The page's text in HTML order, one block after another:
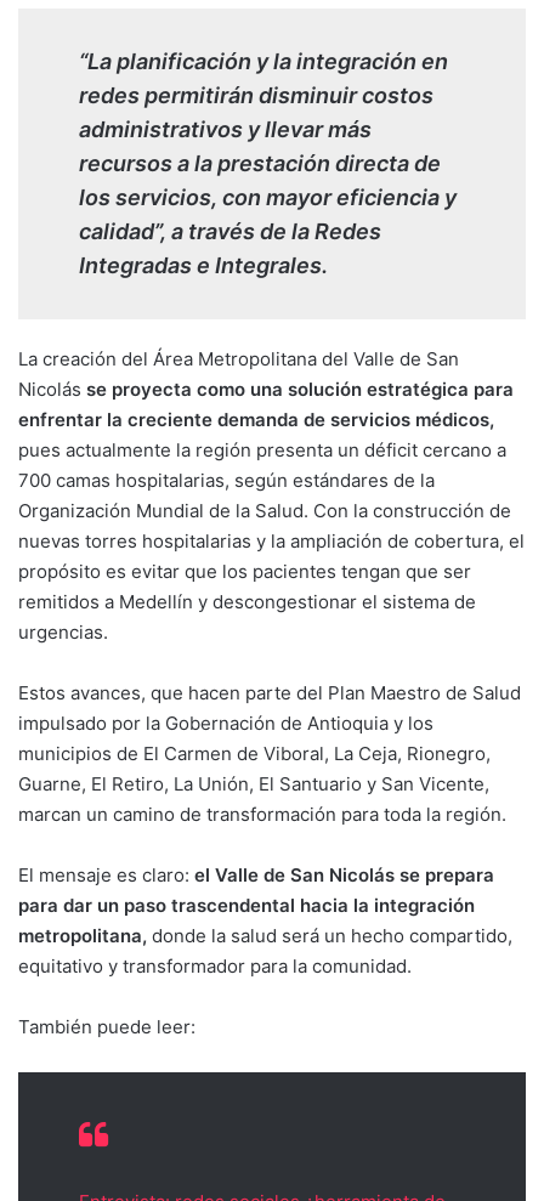
“La planificación y la integración en
redes permitirán disminuir costos
administrativos y llevar más
recursos a la prestación directa de
los servicios, con mayor eficiencia y
calidad”, a través de la Redes
Integradas e Integrales.
La creación del Área Metropolitana del Valle de San
Nicolás se proyecta como una solución estratégica para
enfrentar la creciente demanda de servicios médicos,
pues actualmente la región presenta un déficit cercano a
700 camas hospitalarias, según estándares de la
Organización Mundial de la Salud. Con la construcción de
nuevas torres hospitalarias y la ampliación de cobertura, el
propósito es evitar que los pacientes tengan que ser
remitidos a Medellín y descongestionar el sistema de
urgencias.
Estos avances, que hacen parte del Plan Maestro de Salud
impulsado por la Gobernación de Antioquia y los
municipios de El Carmen de Viboral, La Ceja, Rionegro,
Guarne, El Retiro, La Unión, El Santuario y San Vicente,
marcan un camino de transformación para toda la región.
El mensaje es claro: el Valle de San Nicolás se prepara
para dar un paso trascendental hacia la integración
metropolitana, donde la salud será un hecho compartido,
equitativo y transformador para la comunidad.
También puede leer: